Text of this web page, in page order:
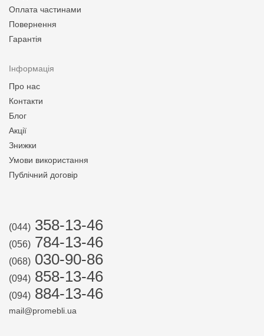
Оплата частинами
Повернення
Гарантія
Інформація
Про нас
Контакти
Блог
Акції
Знижки
Умови використання
Публічний договір
(044) 358-13-46
(056) 784-13-46
(068) 030-90-86
(094) 858-13-46
(094) 884-13-46
mail@promebli.ua